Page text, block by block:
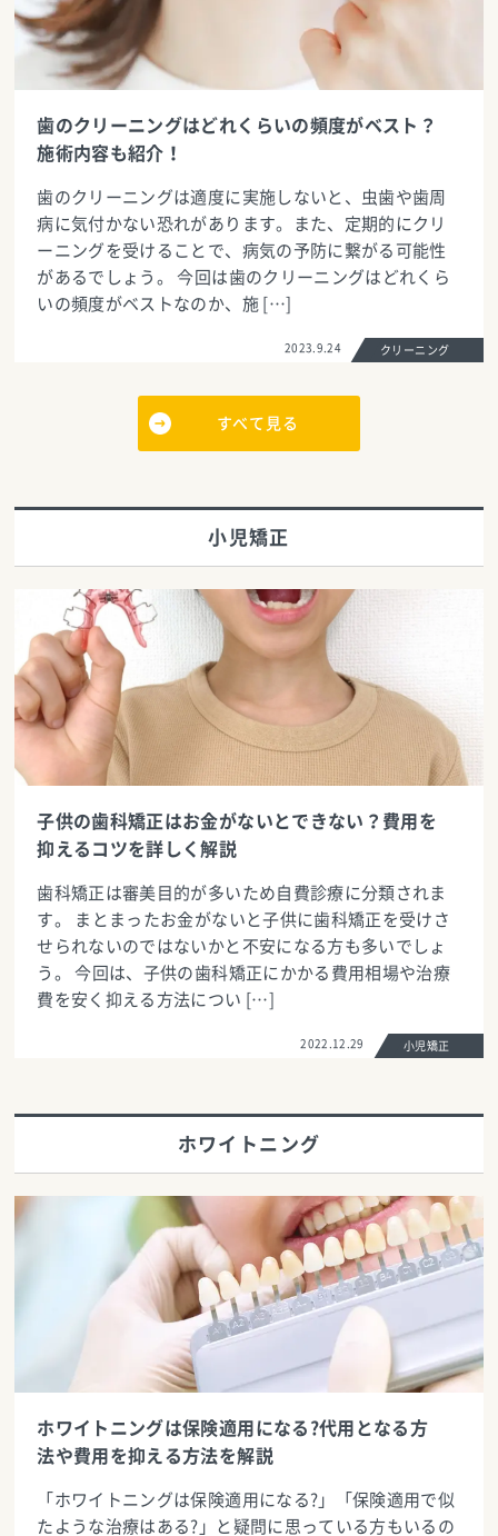
歯のクリーニングはどれくらいの頻度がベスト？
施術内容も紹介！
歯のクリーニングは適度に実施しないと、虫歯や歯周
病に気付かない恐れがあります。また、定期的にクリ
ーニングを受けることで、病気の予防に繋がる可能性
があるでしょう。 今回は歯のクリーニングはどれくら
いの頻度がベストなのか、施 […]
2023.9.24 クリーニング
すべて見る
小児矯正
子供の歯科矯正はお金がないとできない？費用を
抑えるコツを詳しく解説
歯科矯正は審美目的が多いため自費診療に分類されま
す。 まとまったお金がないと子供に歯科矯正を受けさ
せられないのではないかと不安になる方も多いでしょ
う。 今回は、子供の歯科矯正にかかる費用相場や治療
費を安く抑える方法につい […]
2022.12.29 小児矯正
ホワイトニング
ホワイトニングは保険適用になる?代用となる方
法や費用を抑える方法を解説
「ホワイトニングは保険適用になる?」「保険適用で似
たような治療はある?」と疑問に思っている方もいるの